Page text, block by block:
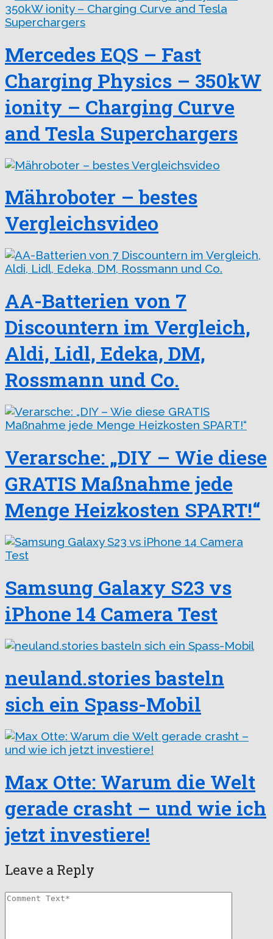
Mercedes EQS – Fast
Charging Physics – 350kW
ionity – Charging Curve
and Tesla Superchargers
Mähroboter – bestes
Vergleichsvideo
AA-Batterien von 7
Discountern im Vergleich,
Aldi, Lidl, Edeka, DM,
Rossmann und Co.
Verarsche: „DIY – Wie diese
GRATIS Maßnahme jede
Menge Heizkosten SPART!“
Samsung Galaxy S23 vs
iPhone 14 Camera Test
neuland.stories basteln
sich ein Spass-Mobil
Max Otte: Warum die Welt
gerade crasht – und wie ich
jetzt investiere!
Leave a Reply